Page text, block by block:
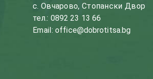
с. Овчарово, Стопански Двор
тел.: 0892 23 13 66
Email:office@dobrotitsa.bg